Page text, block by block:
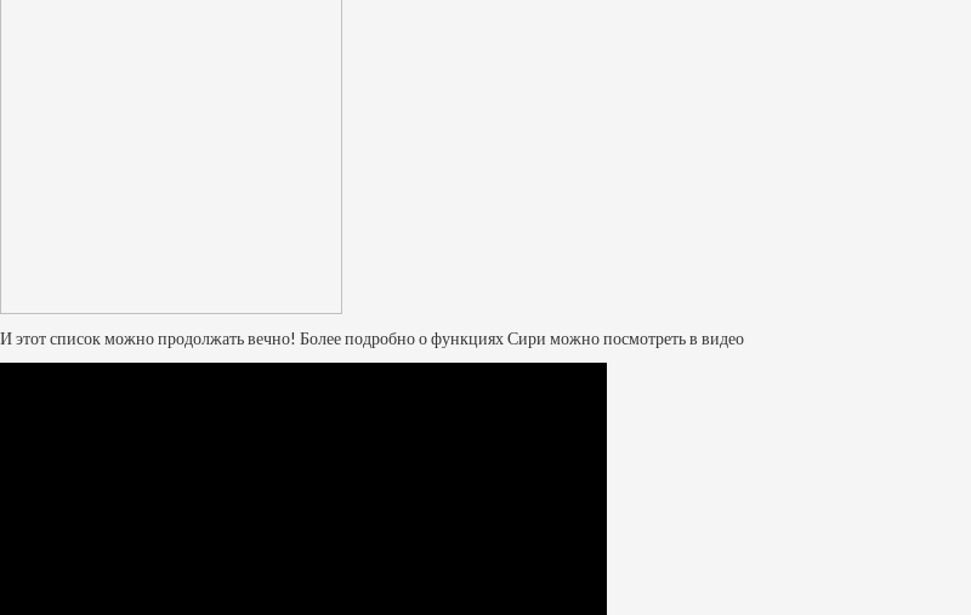
И этот список можно продолжать вечно! Более подробно о функциях Сири можно посмотреть в видео